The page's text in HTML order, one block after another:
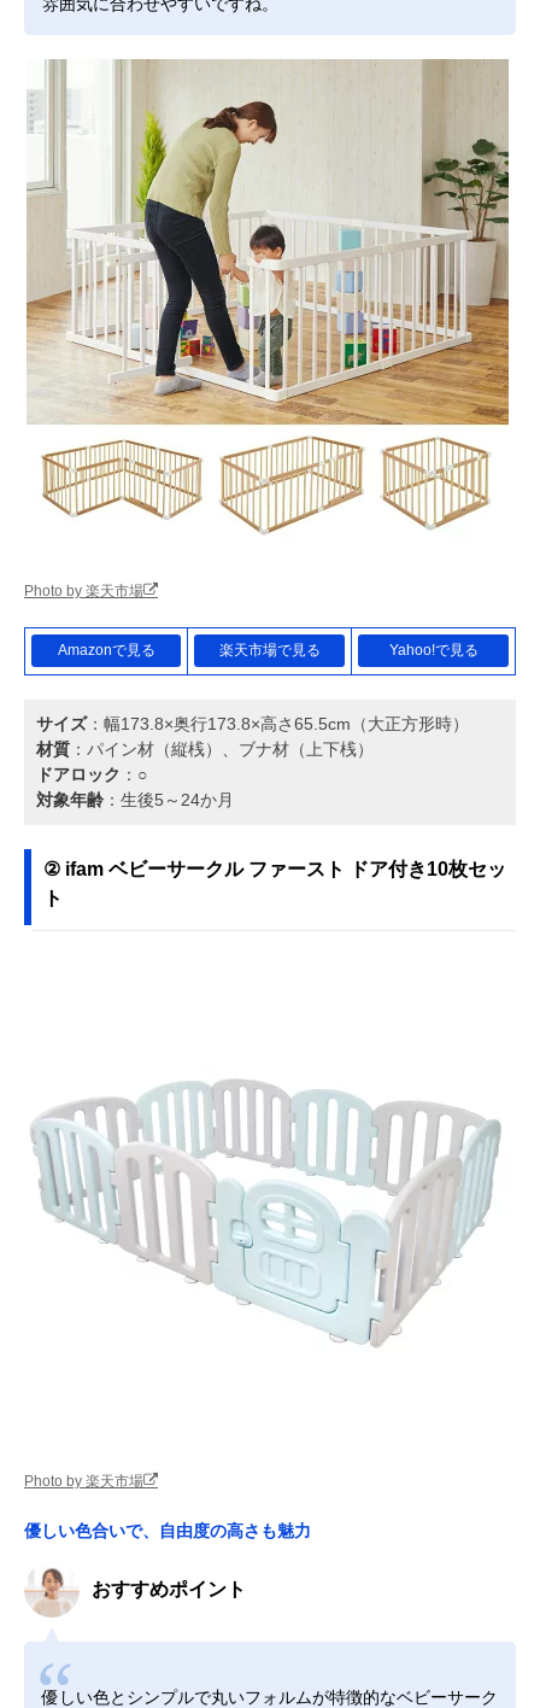
Photo by 楽天市場
Amazonで見る 楽天市場で見る Yahoo!で見る
サイズ：幅173.8×奥行173.8×高さ65.5cm（大正方形時）
材質 ：パイン材（縦桟）、ブナ材（上下桟）
ドアロック ：○
対象年齢 ：生後5～24か月
② ifam ベビーサークル ファースト ドア付き10枚セッ
ト
Photo by 楽天市場
優しい色合いで、自由度の高さも魅力
おすすめポイント
優しい色とシンプルで丸いフォルムが特徴的なベビーサーク